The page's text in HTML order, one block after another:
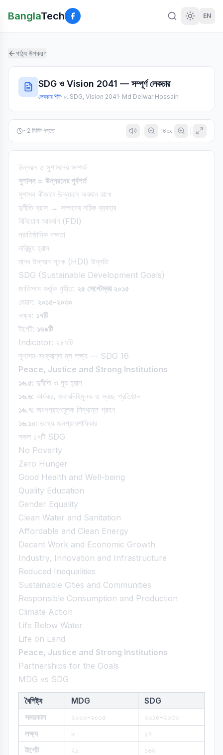
BanglaTech EN
পাঠ্য উপকরণ
SDG ও Vision 2041 — সম্পূর্ণ লেকচার
লেকচার শীট· ৮. SDG, Vision 2041· Md Delwar Hossain
~2 মিনিট পড়তে 16px
উন্নয়ন ও সুশাসনের সম্পর্ক
সুশাসন = উন্নয়নের পূর্বশর্ত
সুশাসন কীভাবে উন্নয়নে অবদান রাখে
দুর্নীতি হ্রাস → সম্পদের সঠিক ব্যবহার
বিনিয়োগ আকর্ষণ (FDI)
প্রাতিষ্ঠানিক দক্ষতা
দারিদ্র্য হ্রাস
মানব উন্নয়ন সূচক (HDI) উন্নতি
SDG (Sustainable Development Goals)
জাতিসংঘ কর্তৃক গৃহীত: ২৫ সেপ্টেম্বর ২০১৫
মেয়াদ: ২০১৫-২০৩০
লক্ষ্য: ১৭টি
টার্গেট: ১৬৯টি
Indicator: ২৪৭টি
সুশাসন-সংক্রান্ত মূল লক্ষ্য — SDG 16
Peace, Justice and Strong Institutions
১৬.৫: দুর্নীতি ও ঘুষ হ্রাস
১৬.৬: কার্যকর, জবাবদিহিমূলক ও স্বচ্ছ প্রতিষ্ঠান
১৬.৭: অংশগ্রহণমূলক সিদ্ধান্ত গ্রহণ
১৬.১০: তথ্যে জনপ্রবেশাধিকার
সকল ১৭টি SDG
No Poverty
Zero Hunger
Good Health and Well-being
Quality Education
Gender Equality
Clean Water and Sanitation
Affordable and Clean Energy
Decent Work and Economic Growth
Industry, Innovation and Infrastructure
Reduced Inequalities
Sustainable Cities and Communities
Responsible Consumption and Production
Climate Action
Life Below Water
Life on Land
Peace, Justice and Strong Institutions
Partnerships for the Goals
MDG vs SDG
বৈশিষ্ট্য MDG
SDG
সময়কাল
২০০০-২০১৫
২০১৫-২০৩০
লক্ষ্য
৮
১৭
টার্গেট
২১
১৬৯